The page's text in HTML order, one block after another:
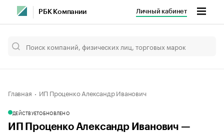
РБК Компании Личный кабинет
Главная ИП Проценко Александр Иванович
ДЕЙСТВУЕТОБНОВЛЕНО
ИП Проценко Александр Иванович —